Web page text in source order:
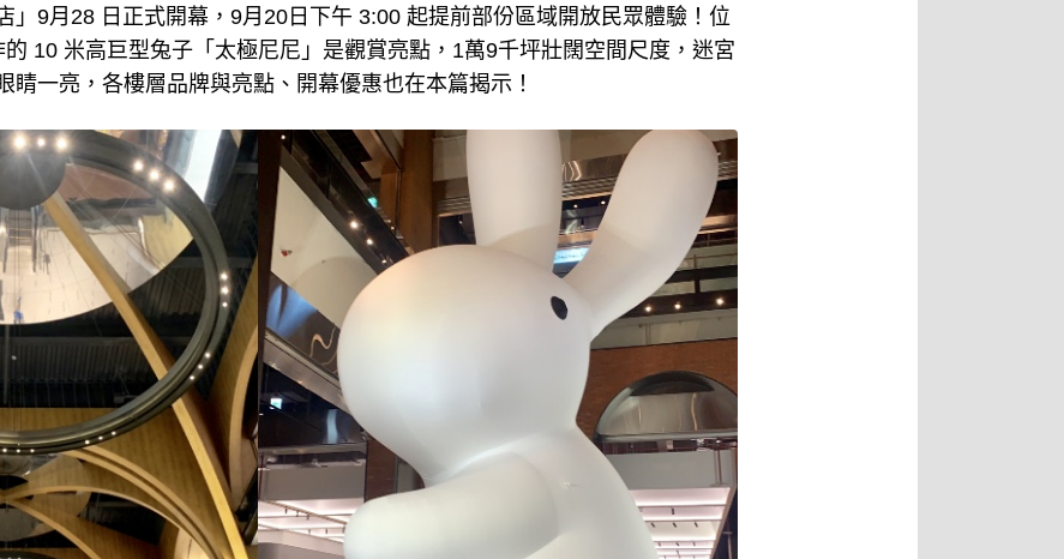
」9月28 日正式開幕，9月20日下午 3:00 起提前部份區域開放民眾體驗！位
10 米高巨型兔子「太極尼尼」是觀賞亮點，1萬9千坪壯闊空間尺度，迷宮
睛一亮，各樓層品牌與亮點、開幕優惠也在本篇揭示！